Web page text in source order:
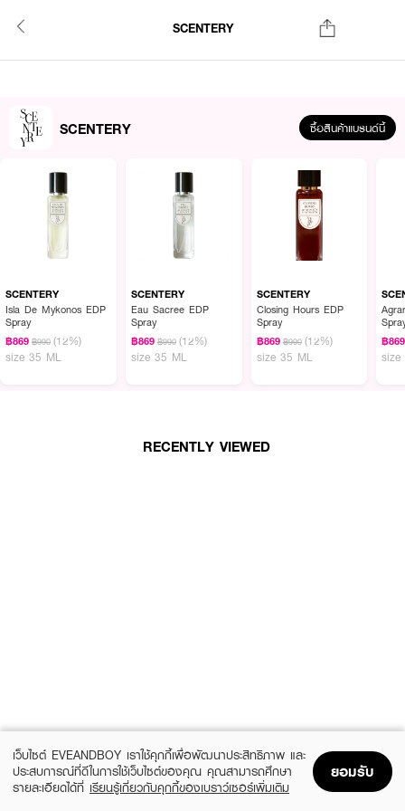
SCENTERY
SCENTERY ซื้อสินค้าแบรนด์นี้
SCENTERY
Isla De Mykonos EDP
Spray
฿869 ฿990 (12%)
size 35 ML
SCENTERY
Eau Sacree EDP
Spray
฿869 ฿990 (12%)
size 35 ML
SCENTERY
Closing Hours EDP
Spray
฿869 ฿990 (12%)
size 35 ML
฿869
size
RECENTLY VIEWED
เว็บไซต์ EVEANDBOY เราใช้คุกกี้เพื่อพัฒนาประสิทธิภาพ และ
ประสบการณ์ที่ดีในการใช้เว็บไซต์ของคุณ คุณสามารถศึกษา
รายละเอียดได้ที่ เรียนรู้เกี่ยวกับคุกกี้ของเบราว์เซอร์เพิ่มเติม
ยอมรับ